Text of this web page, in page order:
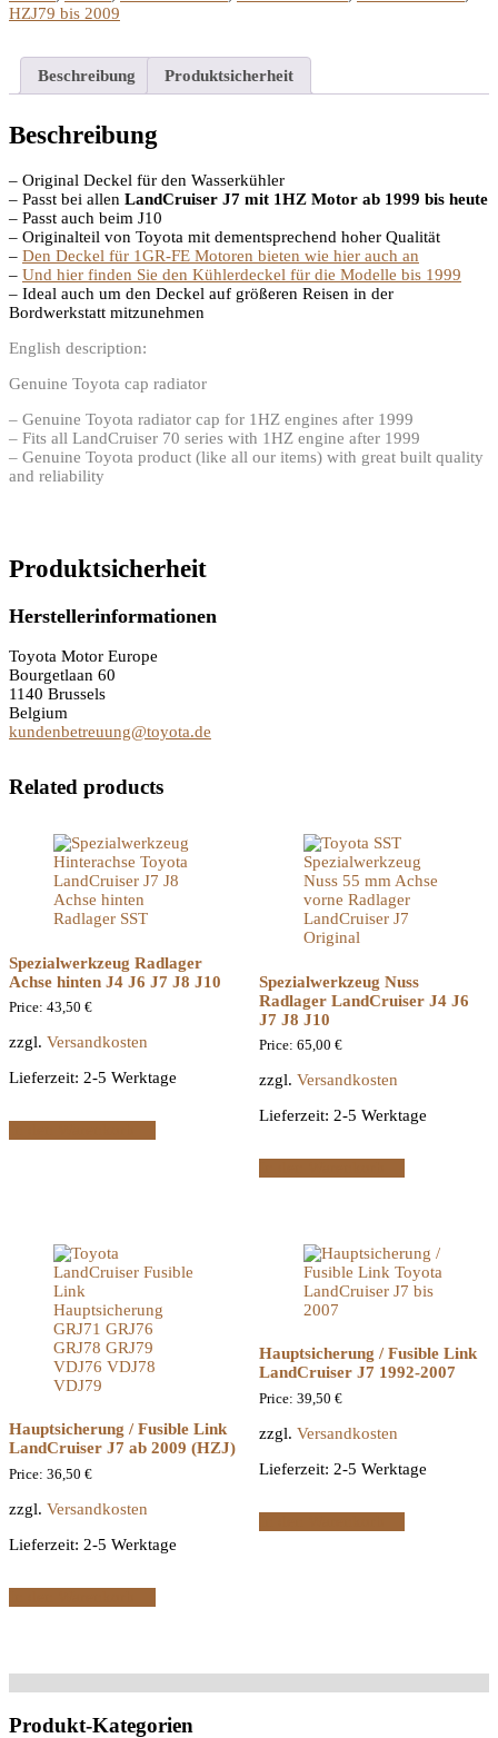
HZJ79 bis 2009
Beschreibung Produktsicherheit
Beschreibung
– Original Deckel für den Wasserkühler
– Passt bei allen LandCruiser J7 mit 1HZ Motor ab 1999 bis heute
– Passt auch beim J10
– Originalteil von Toyota mit dementsprechend hoher Qualität
– Den Deckel für 1GR-FE Motoren bieten wie hier auch an
– Und hier finden Sie den Kühlerdeckel für die Modelle bis 1999
– Ideal auch um den Deckel auf größeren Reisen in der
Bordwerkstatt mitzunehmen
English description:
Genuine Toyota cap radiator
– Genuine Toyota radiator cap for 1HZ engines after 1999
– Fits all LandCruiser 70 series with 1HZ engine after 1999
– Genuine Toyota product (like all our items) with great built quality
and reliability
Produktsicherheit
Herstellerinformationen
Toyota Motor Europe
Bourgetlaan 60
1140 Brussels
Belgium
kundenbetreuung@toyota.de
Related products
Spezialwerkzeug Radlager
Achse hinten J4 J6 J7 J8 J10
Price: 43,50 €
zzgl. Versandkosten
Lieferzeit: 2-5 Werktage
Spezialwerkzeug Nuss
Radlager LandCruiser J4 J6
J7 J8 J10
Price: 65,00 €
zzgl. Versandkosten
Lieferzeit: 2-5 Werktage
Hauptsicherung / Fusible Link
LandCruiser J7 ab 2009 (HZJ)
Price: 36,50 €
zzgl. Versandkosten
Lieferzeit: 2-5 Werktage
Hauptsicherung / Fusible Link
LandCruiser J7 1992-2007
Price: 39,50 €
zzgl. Versandkosten
Lieferzeit: 2-5 Werktage
Produkt-Kategorien